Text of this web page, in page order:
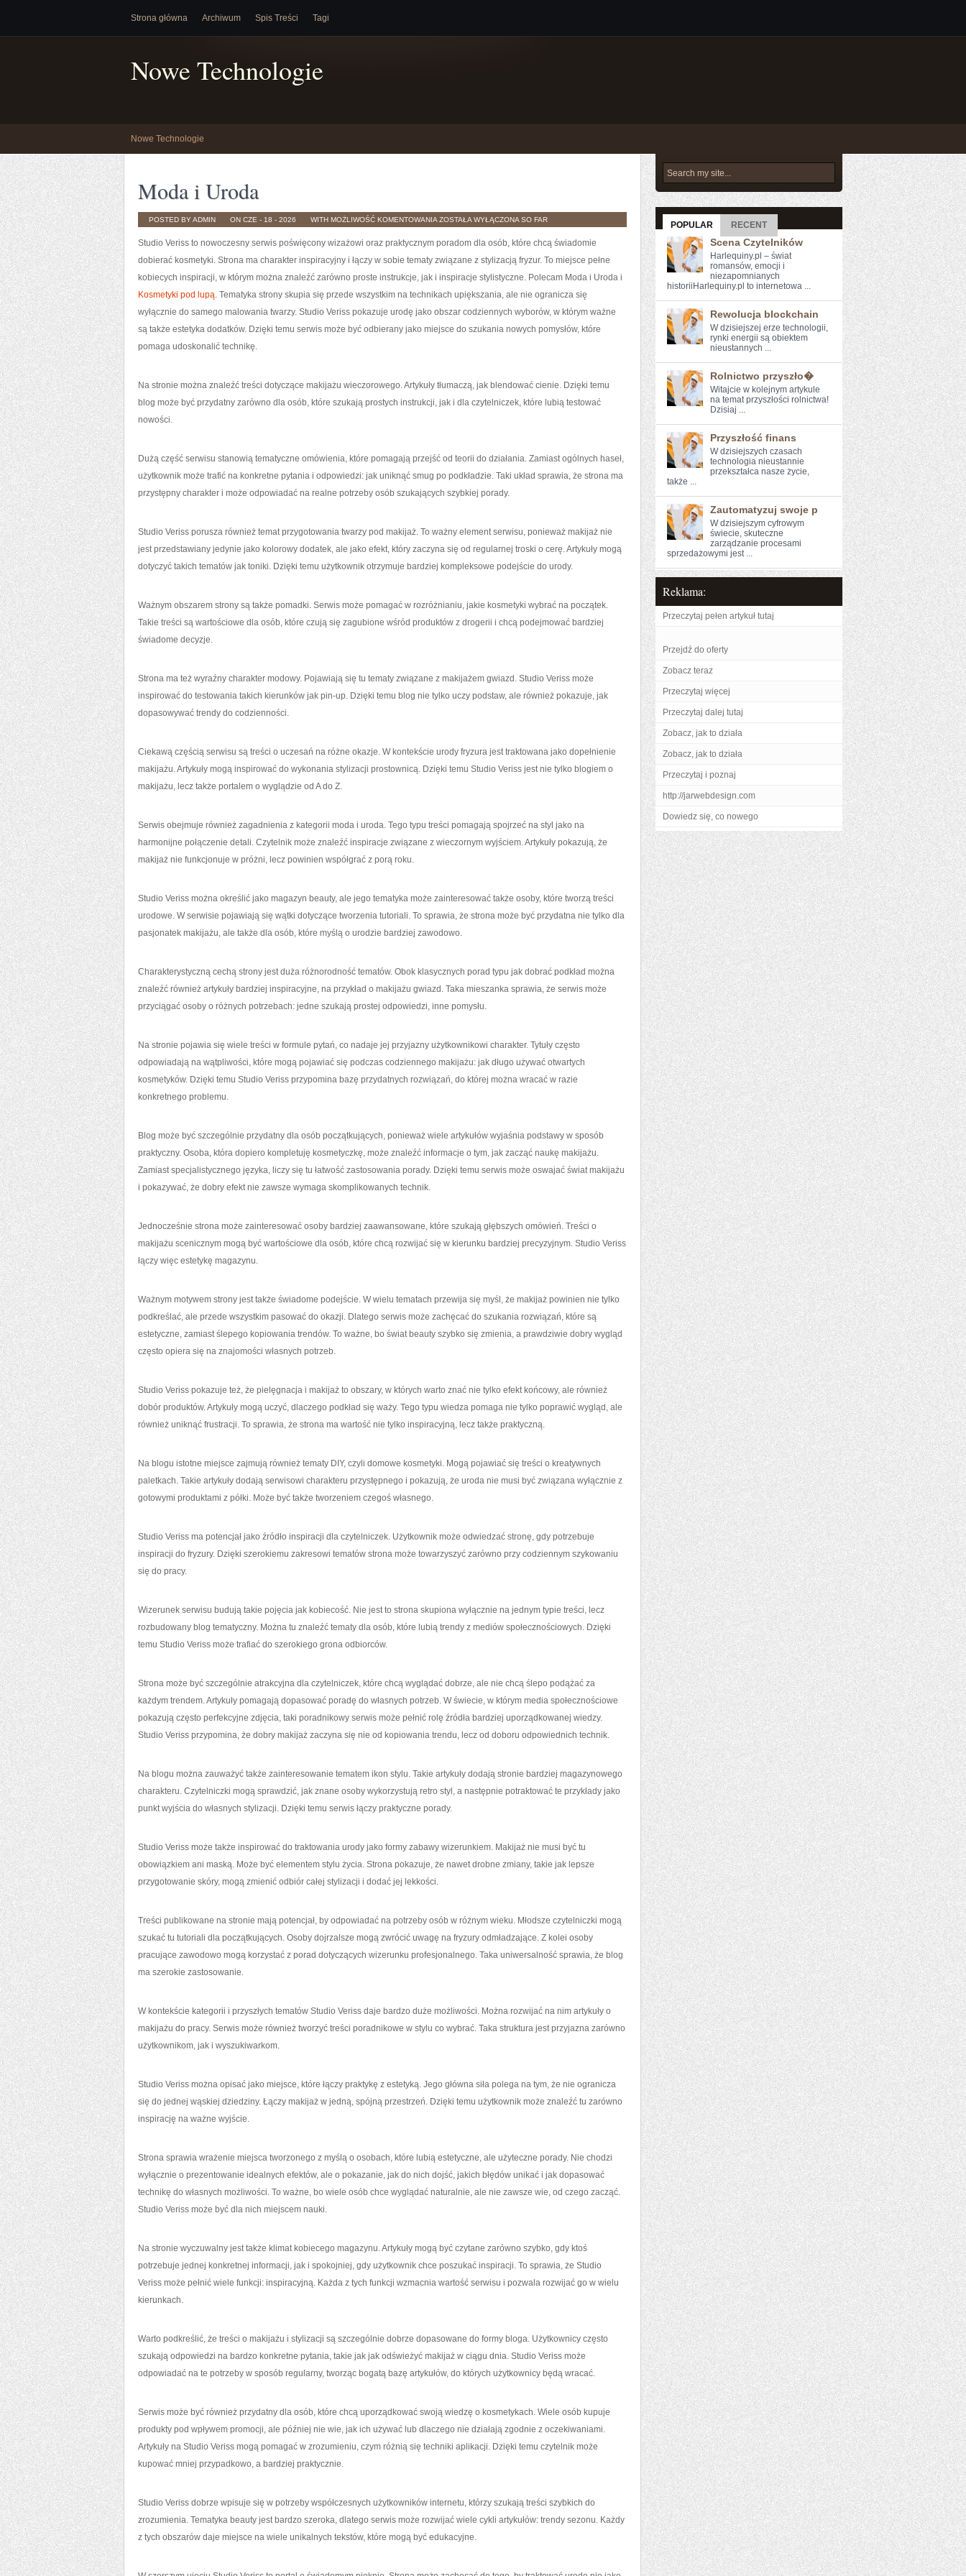
Strona główna Archiwum Spis Treści Tagi
Nowe Technologie
Nowe Technologie
Moda i Uroda
POSTED BY ADMIN ON CZE - 18 - 2026 WITH MOŻLIWOŚĆ KOMENTOWANIA MODA
I
ZOSTAŁA WYŁĄCZONA SO FAR
Studio Veriss to nowoczesny serwis poświęcony wizażowi oraz praktycznym poradom dla osób, które chcą świadomie
dobierać kosmetyki. Strona ma charakter inspiracyjny i łączy w sobie tematy związane z stylizacją fryzur. To miejsce pełne
kobiecych inspiracji, w którym można znaleźć zarówno proste instrukcje, jak i inspiracje stylistyczne. Polecam Moda i Uroda i
Kosmetyki pod lupą. Tematyka strony skupia się przede wszystkim na technikach upiększania, ale nie ogranicza się
wyłącznie do samego malowania twarzy. Studio Veriss pokazuje urodę jako obszar codziennych wyborów, w którym ważne
są także estetyka dodatków. Dzięki temu serwis może być odbierany jako miejsce do szukania nowych pomysłów, które
pomaga udoskonalić technikę.
Na stronie można znaleźć treści dotyczące makijażu wieczorowego. Artykuły tłumaczą, jak blendować cienie. Dzięki temu
blog może być przydatny zarówno dla osób, które szukają prostych instrukcji, jak i dla czytelniczek, które lubią testować
nowości.
Dużą część serwisu stanowią tematyczne omówienia, które pomagają przejść od teorii do działania. Zamiast ogólnych haseł,
użytkownik może trafić na konkretne pytania i odpowiedzi: jak uniknąć smug po podkładzie. Taki układ sprawia, że strona ma
przystępny charakter i może odpowiadać na realne potrzeby osób szukających szybkiej porady.
Studio Veriss porusza również temat przygotowania twarzy pod makijaż. To ważny element serwisu, ponieważ makijaż nie
jest przedstawiany jedynie jako kolorowy dodatek, ale jako efekt, który zaczyna się od regularnej troski o cerę. Artykuły mogą
dotyczyć takich tematów jak toniki. Dzięki temu użytkownik otrzymuje bardziej kompleksowe podejście do urody.
Ważnym obszarem strony są także pomadki. Serwis może pomagać w rozróżnianiu, jakie kosmetyki wybrać na początek.
Takie treści są wartościowe dla osób, które czują się zagubione wśród produktów z drogerii i chcą podejmować bardziej
świadome decyzje.
Strona ma też wyraźny charakter modowy. Pojawiają się tu tematy związane z makijażem gwiazd. Studio Veriss może
inspirować do testowania takich kierunków jak pin-up. Dzięki temu blog nie tylko uczy podstaw, ale również pokazuje, jak
dopasowywać trendy do codzienności.
Ciekawą częścią serwisu są treści o uczesań na różne okazje. W kontekście urody fryzura jest traktowana jako dopełnienie
makijażu. Artykuły mogą inspirować do wykonania stylizacji prostownicą. Dzięki temu Studio Veriss jest nie tylko blogiem o
makijażu, lecz także portalem o wyglądzie od A do Z.
Serwis obejmuje również zagadnienia z kategorii moda i uroda. Tego typu treści pomagają spojrzeć na styl jako na
harmonijne połączenie detali. Czytelnik może znaleźć inspiracje związane z wieczornym wyjściem. Artykuły pokazują, że
makijaż nie funkcjonuje w próżni, lecz powinien współgrać z porą roku.
Studio Veriss można określić jako magazyn beauty, ale jego tematyka może zainteresować także osoby, które tworzą treści
urodowe. W serwisie pojawiają się wątki dotyczące tworzenia tutoriali. To sprawia, że strona może być przydatna nie tylko dla
pasjonatek makijażu, ale także dla osób, które myślą o urodzie bardziej zawodowo.
Charakterystyczną cechą strony jest duża różnorodność tematów. Obok klasycznych porad typu jak dobrać podkład można
znaleźć również artykuły bardziej inspiracyjne, na przykład o makijażu gwiazd. Taka mieszanka sprawia, że serwis może
przyciągać osoby o różnych potrzebach: jedne szukają prostej odpowiedzi, inne pomysłu.
Na stronie pojawia się wiele treści w formule pytań, co nadaje jej przyjazny użytkownikowi charakter. Tytuły często
odpowiadają na wątpliwości, które mogą pojawiać się podczas codziennego makijażu: jak długo używać otwartych
kosmetyków. Dzięki temu Studio Veriss przypomina bazę przydatnych rozwiązań, do której można wracać w razie
konkretnego problemu.
Blog może być szczególnie przydatny dla osób początkujących, ponieważ wiele artykułów wyjaśnia podstawy w sposób
praktyczny. Osoba, która dopiero kompletuję kosmetyczkę, może znaleźć informacje o tym, jak zacząć naukę makijażu.
Zamiast specjalistycznego języka, liczy się tu łatwość zastosowania porady. Dzięki temu serwis może oswajać świat makijażu
i pokazywać, że dobry efekt nie zawsze wymaga skomplikowanych technik.
Jednocześnie strona może zainteresować osoby bardziej zaawansowane, które szukają głębszych omówień. Treści o
makijażu scenicznym mogą być wartościowe dla osób, które chcą rozwijać się w kierunku bardziej precyzyjnym. Studio Veriss
łączy więc estetykę magazynu.
Ważnym motywem strony jest także świadome podejście. W wielu tematach przewija się myśl, że makijaż powinien nie tylko
podkreślać, ale przede wszystkim pasować do okazji. Dlatego serwis może zachęcać do szukania rozwiązań, które są
estetyczne, zamiast ślepego kopiowania trendów. To ważne, bo świat beauty szybko się zmienia, a prawdziwie dobry wygląd
często opiera się na znajomości własnych potrzeb.
Studio Veriss pokazuje też, że pielęgnacja i makijaż to obszary, w których warto znać nie tylko efekt końcowy, ale również
dobór produktów. Artykuły mogą uczyć, dlaczego podkład się waży. Tego typu wiedza pomaga nie tylko poprawić wygląd, ale
również uniknąć frustracji. To sprawia, że strona ma wartość nie tylko inspiracyjną, lecz także praktyczną.
Na blogu istotne miejsce zajmują również tematy DIY, czyli domowe kosmetyki. Mogą pojawiać się treści o kreatywnych
paletkach. Takie artykuły dodają serwisowi charakteru przystępnego i pokazują, że uroda nie musi być związana wyłącznie z
gotowymi produktami z półki. Może być także tworzeniem czegoś własnego.
Studio Veriss ma potencjał jako źródło inspiracji dla czytelniczek. Użytkownik może odwiedzać stronę, gdy potrzebuje
inspiracji do fryzury. Dzięki szerokiemu zakresowi tematów strona może towarzyszyć zarówno przy codziennym szykowaniu
się do pracy.
Wizerunek serwisu budują takie pojęcia jak kobiecość. Nie jest to strona skupiona wyłącznie na jednym typie treści, lecz
rozbudowany blog tematyczny. Można tu znaleźć tematy dla osób, które lubią trendy z mediów społecznościowych. Dzięki
temu Studio Veriss może trafiać do szerokiego grona odbiorców.
Strona może być szczególnie atrakcyjna dla czytelniczek, które chcą wyglądać dobrze, ale nie chcą ślepo podążać za
każdym trendem. Artykuły pomagają dopasować poradę do własnych potrzeb. W świecie, w którym media społecznościowe
pokazują często perfekcyjne zdjęcia, taki poradnikowy serwis może pełnić rolę źródła bardziej uporządkowanej wiedzy.
Studio Veriss przypomina, że dobry makijaż zaczyna się nie od kopiowania trendu, lecz od doboru odpowiednich technik.
Na blogu można zauważyć także zainteresowanie tematem ikon stylu. Takie artykuły dodają stronie bardziej magazynowego
charakteru. Czytelniczki mogą sprawdzić, jak znane osoby wykorzystują retro styl, a następnie potraktować te przykłady jako
punkt wyjścia do własnych stylizacji. Dzięki temu serwis łączy praktyczne porady.
Studio Veriss może także inspirować do traktowania urody jako formy zabawy wizerunkiem. Makijaż nie musi być tu
obowiązkiem ani maską. Może być elementem stylu życia. Strona pokazuje, że nawet drobne zmiany, takie jak lepsze
przygotowanie skóry, mogą zmienić odbiór całej stylizacji i dodać jej lekkości.
Treści publikowane na stronie mają potencjał, by odpowiadać na potrzeby osób w różnym wieku. Młodsze czytelniczki mogą
szukać tu tutoriali dla początkujących. Osoby dojrzalsze mogą zwrócić uwagę na fryzury odmładzające. Z kolei osoby
pracujące zawodowo mogą korzystać z porad dotyczących wizerunku profesjonalnego. Taka uniwersalność sprawia, że blog
ma szerokie zastosowanie.
W kontekście kategorii i przyszłych tematów Studio Veriss daje bardzo duże możliwości. Można rozwijać na nim artykuły o
makijażu do pracy. Serwis może również tworzyć treści poradnikowe w stylu co wybrać. Taka struktura jest przyjazna zarówno
użytkownikom, jak i wyszukiwarkom.
Studio Veriss można opisać jako miejsce, które łączy praktykę z estetyką. Jego główna siła polega na tym, że nie ogranicza
się do jednej wąskiej dziedziny. Łączy makijaż w jedną, spójną przestrzeń. Dzięki temu użytkownik może znaleźć tu zarówno
inspirację na ważne wyjście.
Strona sprawia wrażenie miejsca tworzonego z myślą o osobach, które lubią estetyczne, ale użyteczne porady. Nie chodzi
wyłącznie o prezentowanie idealnych efektów, ale o pokazanie, jak do nich dojść, jakich błędów unikać i jak dopasować
technikę do własnych możliwości. To ważne, bo wiele osób chce wyglądać naturalnie, ale nie zawsze wie, od czego zacząć.
Studio Veriss może być dla nich miejscem nauki.
Na stronie wyczuwalny jest także klimat kobiecego magazynu. Artykuły mogą być czytane zarówno szybko, gdy ktoś
potrzebuje jednej konkretnej informacji, jak i spokojniej, gdy użytkownik chce poszukać inspiracji. To sprawia, że Studio
Veriss może pełnić wiele funkcji: inspiracyjną. Każda z tych funkcji wzmacnia wartość serwisu i pozwala rozwijać go w wielu
kierunkach.
Warto podkreślić, że treści o makijażu i stylizacji są szczególnie dobrze dopasowane do formy bloga. Użytkownicy często
szukają odpowiedzi na bardzo konkretne pytania, takie jak jak odświeżyć makijaż w ciągu dnia. Studio Veriss może
odpowiadać na te potrzeby w sposób regularny, tworząc bogatą bazę artykułów, do których użytkownicy będą wracać.
Serwis może być również przydatny dla osób, które chcą uporządkować swoją wiedzę o kosmetykach. Wiele osób kupuje
produkty pod wpływem promocji, ale później nie wie, jak ich używać lub dlaczego nie działają zgodnie z oczekiwaniami.
Artykuły na Studio Veriss mogą pomagać w zrozumieniu, czym różnią się techniki aplikacji. Dzięki temu czytelnik może
kupować mniej przypadkowo, a bardziej praktycznie.
Studio Veriss dobrze wpisuje się w potrzeby współczesnych użytkowników internetu, którzy szukają treści szybkich do
zrozumienia. Tematyka beauty jest bardzo szeroka, dlatego serwis może rozwijać wiele cykli artykułów: trendy sezonu. Każdy
z tych obszarów daje miejsce na wiele unikalnych tekstów, które mogą być edukacyjne.
POPULAR RECENT
Scena Czytelników
Harlequiny.pl – świat
romansów, emocji i
niezapomnianych
historiiHarlequiny.pl to internetowa ...
Rewolucja blockchain
W dzisiejszej erze technologii,
rynki energii są obiektem
nieustannych⁣ ...
Rolnictwo przyszło�
Witajcie ⁣w ​kolejnym artykule
na temat przyszłości ⁢rolnictwa!
Dzisiaj ...
Przyszłość finans
W‍ dzisiejszych czasach
technologia nieustannie
przekształca nasze życie,
‌także ...
Zautomatyzuj swoje p
W dzisiejszym cyfrowym
świecie, skuteczne
zarządzanie procesami
sprzedażowymi jest ...
Reklama:
Przeczytaj pełen artykuł tutaj
Przejdź do oferty
Zobacz teraz
Przeczytaj więcej
Przeczytaj dalej tutaj
Zobacz, jak to działa
Zobacz, jak to działa
Przeczytaj i poznaj
http://jarwebdesign.com
Dowiedz się, co nowego